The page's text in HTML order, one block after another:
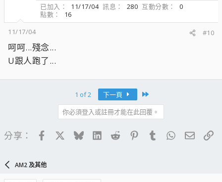
已加入
11/17/04 訊息 280 互動分數
0
點數
16
11/17/04
#10
呵呵...殘念...
U跟人跑了...
1 of 2 下一頁
你必須登入或註冊才能在此回覆。
分享： FacebookBlueskyLinkedIn
Reddit PinterestTumblrWhatsApp
電子
AM2 及其他